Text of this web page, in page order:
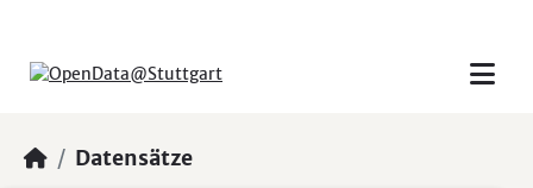
Datensätze